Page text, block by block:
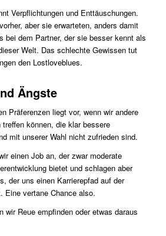
Verpflichtungen und Enttäuschungen.
aber sie erwarteten, anders damit
bei dem Partner, der sie besser kennt als
Welt. Das schlechte Gewissen tut
den Lostloveblues.
Ängste
Präferenzen liegt vor, wenn wir andere
können, die klar bessere
mit unserer Wahl nicht zufrieden sind.
einen Job an, der zwar moderate
bietet und schlagen aber
der uns einen Karrierepfad auf der
Eine vertane Chance also.
wir Reue empfinden oder etwas daraus